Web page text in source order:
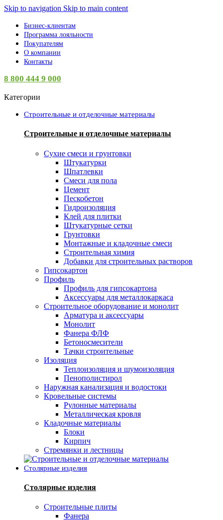
Skip to navigation Skip to main content
Бизнес-клиентам
Программа лояльности
Покупателям
О компании
Контакты
8 800 444 9 000
Категории
Строительные и отделочные материалы
Строительные и отделочные материалы
Сухие смеси и грунтовки
Штукатурки
Шпатлевки
Смеси для пола
Цемент
Пескобетон
Гидроизоляция
Клей для плитки
Штукатурные сетки
Грунтовки
Монтажные и кладочные смеси
Строительная химия
Добавки для строительных растворов
Гипсокартон
Профиль
Профиль для гипсокартона
Аксессуары для металлокаркаса
Строительное оборудование и монолит
Арматура и аксессуары
Монолит
Фанера ФЛФ
Бетоносмесители
Тачки строительные
Изоляция
Теплоизоляция и шумоизоляция
Пенополистирол
Наружная канализация и водостоки
Кровельные системы
Рулонные материалы
Металлическая кровля
Кладочные материалы
Блоки
Кирпич
Стремянки и лестницы
Столярные изделия
Столярные изделия
Строительные плиты
Фанера